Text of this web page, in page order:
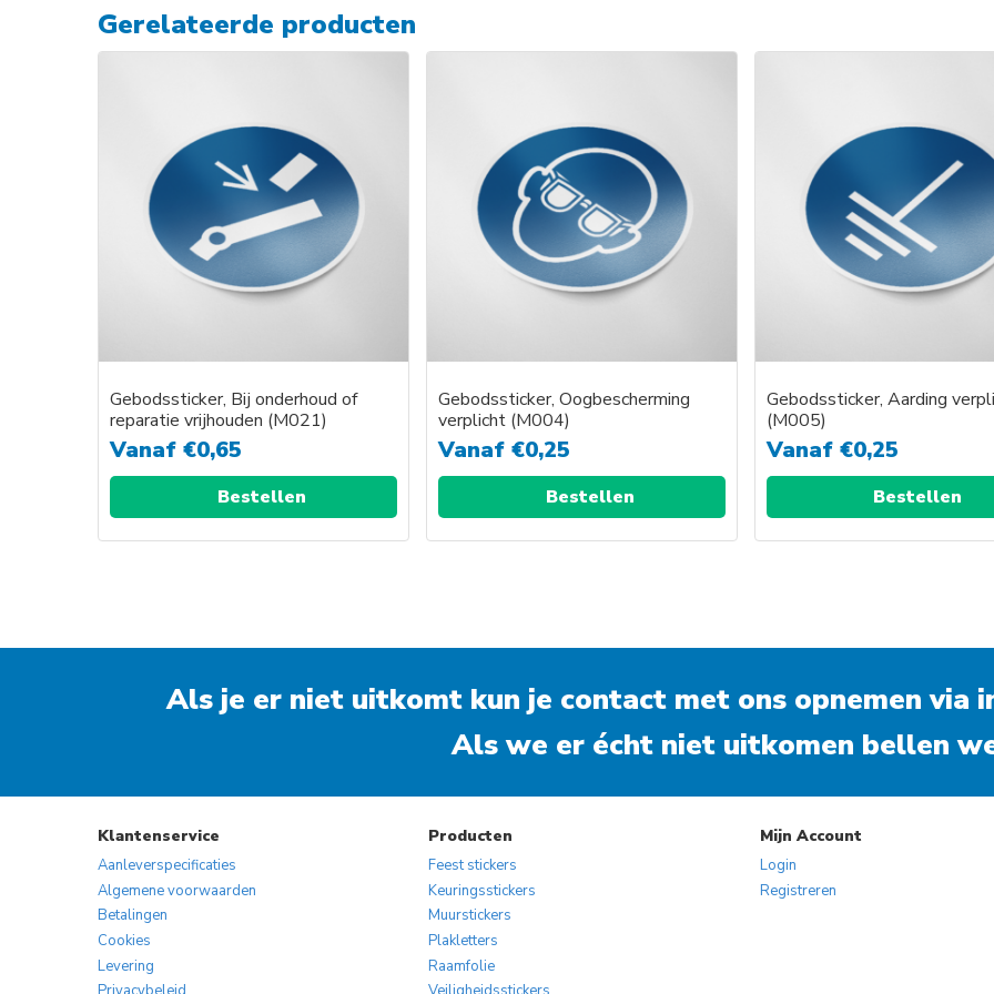
Deze
optie
kan
gekozen
worden
op
Gerelateerde producten
Gebodssticker, Bij onderhoud of
reparatie vrijhouden (M021)
Vanaf €0,65
Bestellen
Gebodssticker, Oogbescherming
verplicht (M004)
Vanaf €0,25
Bestellen
Gebodssticker, Aarding
(M005)
Vanaf €0,25
Bestellen
Als je er niet uitkomt kun je contact met ons opnemen via
Als we er écht niet uitkomen bellen
Klantenservice
Aanleverspecificaties
Algemene voorwaarden
Betalingen
Cookies
Levering
Producten
Feest stickers
Keuringsstickers
Muurstickers
Plakletters
Raamfolie
Mijn Account
Login
Registreren